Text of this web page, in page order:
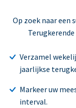
Op zoek naar een
Verzamel
jaarlijkse
Markeer uw
interval.